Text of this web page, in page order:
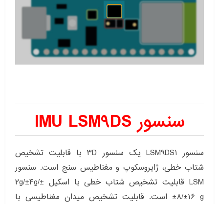
سنسور IMU LSM9DS
سنسور LSM9DS1 یک سنسور ۳D با قابلیت تشخیص
شتاب خطی، ژایروسکوپ و مغناطیس سنج است. سنسور
LSM قابلیت تشخیص شتاب خطی با اسکیل ±۲g/±۴g/
±۸/±۱۶ g است. قابلیت تشخیص میدان مغناطیسی با